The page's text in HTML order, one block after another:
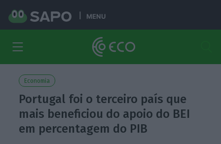
MENU
Economia
Portugal foi o terceiro país que
mais beneficiou do apoio do BEI
em percentagem do PIB